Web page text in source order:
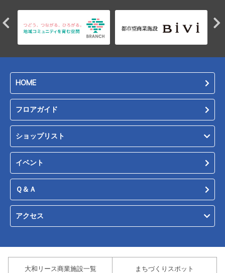
HOME
フロアガイド
ショップリスト
イベント
Ｑ＆Ａ
アクセス
大和リース商業施設一覧 まちづくりスポット